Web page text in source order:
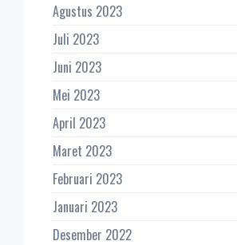
Agustus 2023
Juli 2023
Juni 2023
Mei 2023
April 2023
Maret 2023
Februari 2023
Januari 2023
Desember 2022